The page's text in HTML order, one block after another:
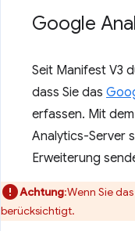
Google
Seit Manifest V3
dass Sie das
erfassen. Mit
Analytics-Server
Erweiterung
Achtung:Wenn Sie
berücksichtigt.